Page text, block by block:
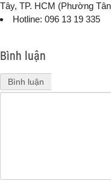
Tây, TP. HCM (Phường
Hotline: 096 13 19 335
Bình luận
Bình luận